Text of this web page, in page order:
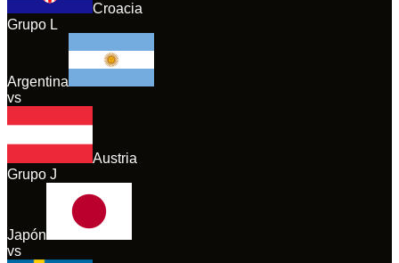
Croacia
Grupo L
Argentina
vs
Austria
Grupo J
Japón
vs